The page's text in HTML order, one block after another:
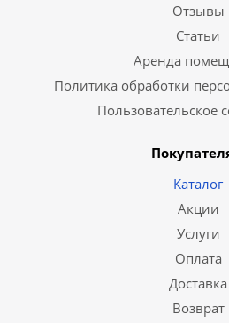
Отзывы
Статьи
Аренда
Политика обработки
Пользовательское
Каталог
Акции
Услуги
Оплата
Доставка
Возврат